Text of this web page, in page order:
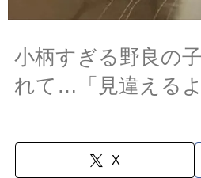
小柄すぎる野良の
れて…「見違える
X